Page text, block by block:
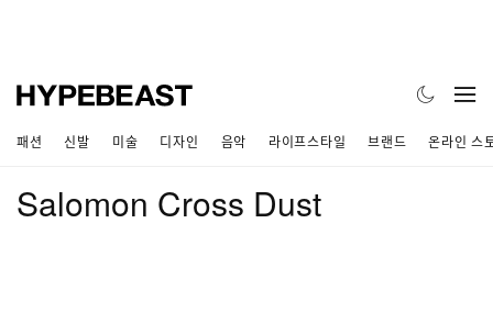
패션 신발 미술 디자인 음악 라이프스타일 브랜드 온라인 스
Salomon Cross Dust